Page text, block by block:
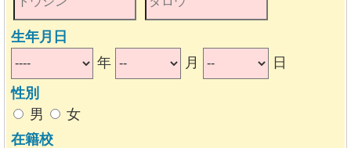
生年月日
年
月
日
性別
男
女
在籍校